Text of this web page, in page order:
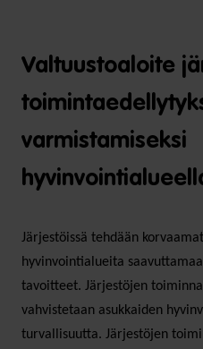
Valtuustoaloite
varmistamiseksi
Järjestöissä tehdään
hyvinvointialueita
tavoitteet. Järjestöjen
vahvistetaan asukkaiden
turvallisuutta. Järjestöjen